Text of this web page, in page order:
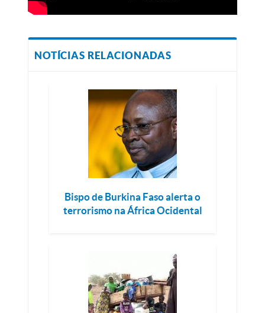
NOTÍCIAS RELACIONADAS
Bispo de Burkina Faso alerta o
terrorismo na África Ocidental